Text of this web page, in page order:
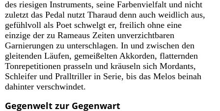
des riesigen Instruments, seine Farbenvielfalt und nicht
zuletzt das Pedal nutzt Tharaud denn auch weidlich aus,
gefühlvoll als Poet schwelgt er, freilich ohne eine
einzige der zu Rameaus Zeiten unverzichtbaren
Garnierungen zu unterschlagen. In und zwischen den
gleitenden Läufen, gemeißelten Akkorden, flatternden
Tonrepetitionen prasseln und kräuseln sich Mordants,
Schleifer und Pralltriller in Serie, bis das Melos beinah
dahinter verschwindet.
Gegenwelt zur Gegenwart